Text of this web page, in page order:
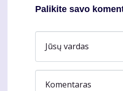
Palikite savo
Jūsų vardas
Komentaras